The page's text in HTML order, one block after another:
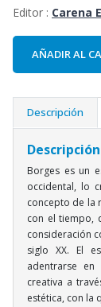
Editor : Carena
AÑADIR AL
Descripción
Descripción
Borges es un
occidental, lo
concepto de la
con el tiempo,
consideración
siglo XX. El
adentrarse en
creativa a
estética, con la